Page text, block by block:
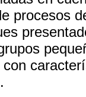
procesos